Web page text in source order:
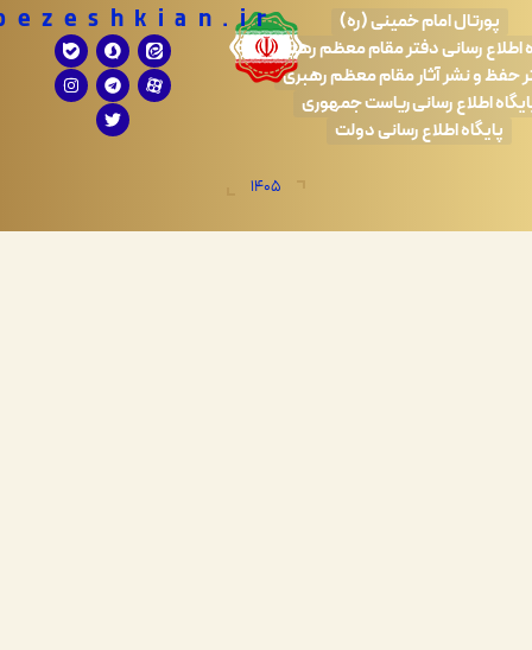
امام خمینی (ره)
رسانی دفتر مقام معظم رهبری
آثار مقام معظم رهبری
رسانی ریاست جمهوری
اطلاع رسانی دولت
Drpezeshkian.ir